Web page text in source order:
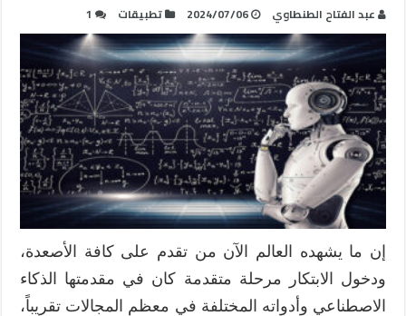
عبد الفتاح الطنطاوي 2024/07/06 تطبيقات 1
إن ما يشهده العالم الآن من تقدم على كافة الأصعدة،
ودخول الابتكار مرحلة متقدمة كان في مقدمتها الذكاء
الاصطناعي وأدواته المختلفة في معظم المجالات تقريباً،